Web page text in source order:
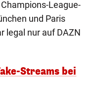
League-
und Paris
legal nur auf DAZN
Streams bei